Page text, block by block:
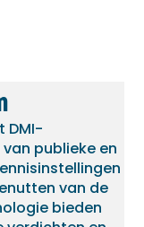
DMI-
publieke en
van de
bieden